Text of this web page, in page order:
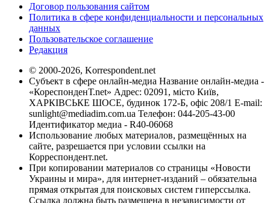
Договор пользования сайтом
Политика в сфере конфиденциальности и персональных
данных
Пользовательское соглашение
Редакция
© 2000-2026, Korrespondent.net
Субъект в сфере онлайн-медиа Название онлайн-медиа -
«КореспонденТ.net» Адрес: 02091, місто Київ,
ХАРКІВСЬКЕ ШОСЕ, будинок 172-Б, офіс 208/1 E-mail:
sunlight@mediadim.com.ua Телефон: 044-205-43-00
Идентификатор медиа - R40-06068
Использование любых материалов, размещённых на
сайте, разрешается при условии ссылки на
Корреспондент.net.
При копировании материалов со страницы «Новости
Украины и мира», для интернет-изданий – обязательна
прямая открытая для поисковых систем гиперссылка.
Ссылка должна быть размещена в независимости от